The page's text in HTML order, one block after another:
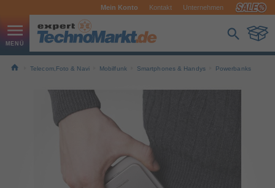
Mein Konto Kontakt Unternehmen
Telecom,Foto & Navi Mobilfunk Smartphones & Handys Powerbanks